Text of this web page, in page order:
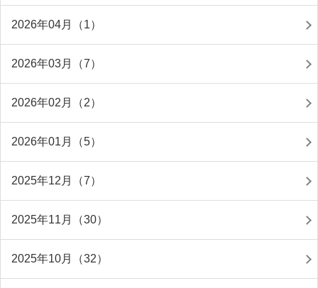
2026年04月（1）
2026年03月（7）
2026年02月（2）
2026年01月（5）
2025年12月（7）
2025年11月（30）
2025年10月（32）